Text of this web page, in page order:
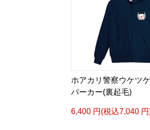
ホアカリ警察ウケツ
パーカー(裏起毛)
6,400 円(税込7,040